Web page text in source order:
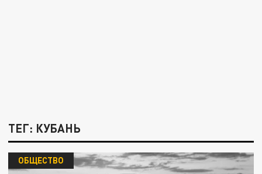
ТЕГ: КУБАНЬ
ОБЩЕСТВО